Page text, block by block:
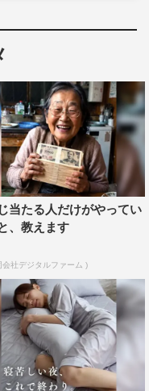
題作に出演。
ムファミリー』では
Netflixシリーズ『幽☆
る君へ』への出演
出演は、2014年放送
ぶりのこと。
当たる人だけがやってい
、教えます
会社デジタルファーム )